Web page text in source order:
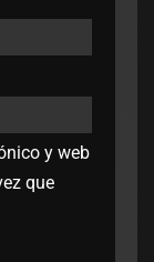
y web
que